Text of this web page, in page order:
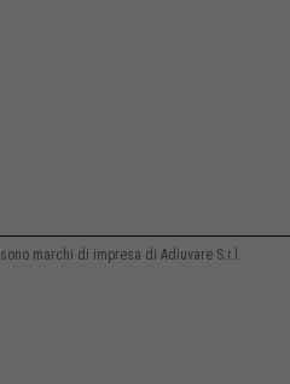
sono marchi di impresa di Adiuvare S.r.l.